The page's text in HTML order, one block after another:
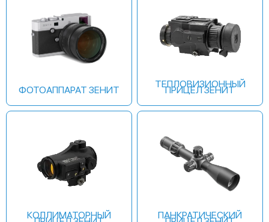
ФОТОАППАРАТ ЗЕНИТ
ТЕПЛОВИЗИОННЫЙ
ПРИЦЕЛ ЗЕНИТ
КОЛЛИМАТОРНЫЙ ПАНКРАТИЧЕСКИЙ